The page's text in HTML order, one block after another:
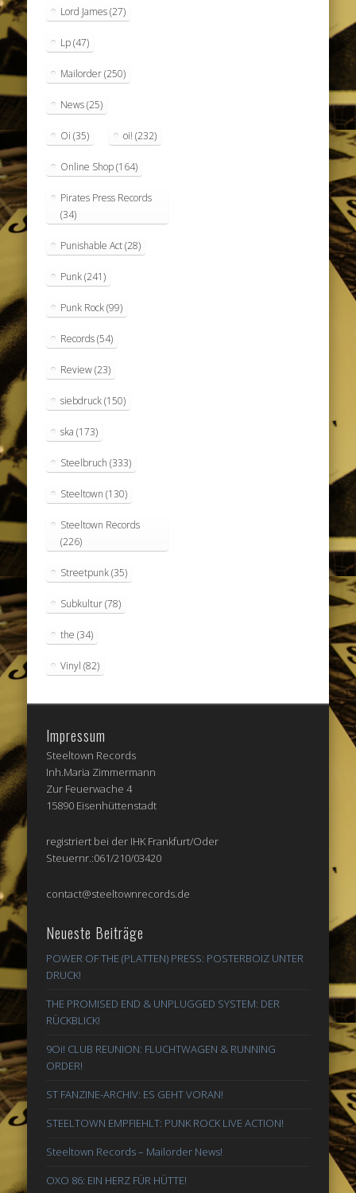
Lord James(27)
Lp(47)
Mailorder(250)
News(25)
Oi (35) oi! (232)
Online Shop(164)
Pirates Press Records
(34)
Punishable Act(28)
Punk(241)
Punk Rock(99)
Records(54)
Review(23)
siebdruck(150)
ska (173)
Steelbruch (333)
Steeltown (130)
Steeltown Records
(226)
Streetpunk(35)
Subkultur(78)
the (34)
Vinyl (82)
Impressum
Steeltown Records
Inh.Maria Zimmermann
Zur Feuerwache 4
15890 Eisenhüttenstadt
registriert bei der IHK Frankfurt/Oder
Steuernr.:061/210/03420
contact@steeltownrecords.de
Neueste Beiträge
POWER OF THE (PLATTEN) PRESS: POSTERBOIZ UNTER
DRUCK!
THE PROMISED END & UNPLUGGED SYSTEM: DER
RÜCKBLICK!
9Oi! CLUB REUNION: FLUCHTWAGEN & RUNNING
ORDER!
ST FANZINE-ARCHIV: ES GEHT VORAN!
STEELTOWN EMPFIEHLT: PUNK ROCK LIVE ACTION!
Steeltown Records – Mailorder News!
OXO 86: EIN HERZ FÜR HÜTTE!